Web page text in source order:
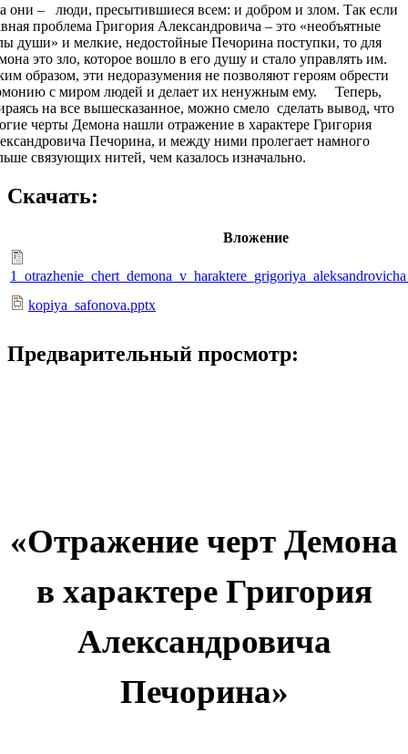
они – люди, пресытившиеся всем: и добром и злом. Так если
проблема Григория Александровича – это «необъятные
души» и мелкие, недостойные Печорина поступки, то для
это зло, которое вошло в его душу и стало управлять им.
образом, эти недоразумения не позволяют героям обрести
с миром людей и делает их ненужным ему. Теперь,
на все вышесказанное, можно смело сделать вывод, что
черты Демона нашли отражение в характере Григория
Печорина, и между ними пролегает намного
связующих нитей, чем казалось изначально.
Скачать:
Вложение
kopiya_safonova.pptx
Предварительный просмотр:
«Отражение черт Демона
в характере Григория
Александровича
Печорина»